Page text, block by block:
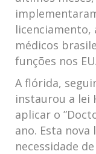
licenciamento,
médicos
funções⁢ nos
A flórida,
instaurou a‌ lei⁤
aplicar o
ano.‌ Esta nova
necessidade